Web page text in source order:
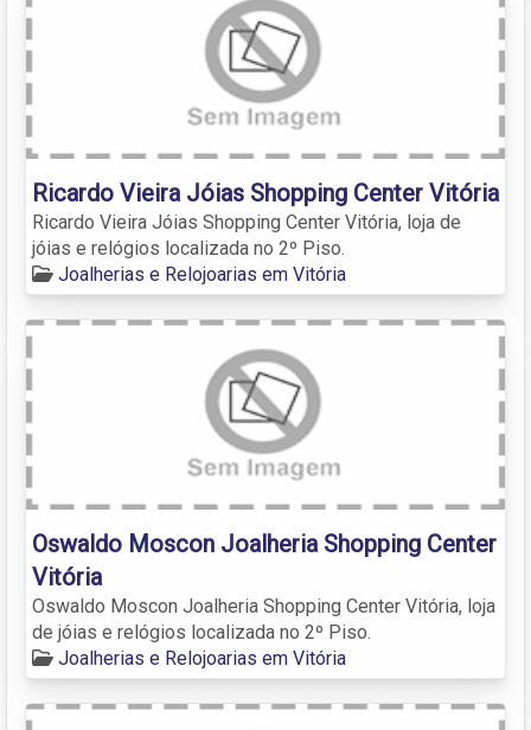
Ricardo Vieira Jóias Shopping Center Vitória
Ricardo Vieira Jóias Shopping Center Vitória, loja de
jóias e relógios localizada no 2º Piso.
Joalherias e Relojoarias em Vitória
Oswaldo Moscon Joalheria Shopping Center
Vitória
Oswaldo Moscon Joalheria Shopping Center Vitória, loja
de jóias e relógios localizada no 2º Piso.
Joalherias e Relojoarias em Vitória